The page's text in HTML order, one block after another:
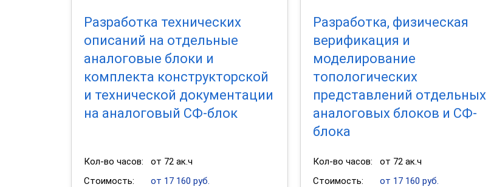
Разработка технических
описаний на отдельные
аналоговые блоки и
комплекта конструкторской
и технической документации
на аналоговый СФ-блок
Кол-во часов:
от 72 ак.ч
Стоимость:
от 17 160 руб.
Разработка, физическая
верификация и
моделирование
топологических
представлений отдельных
аналоговых блоков и СФ-
блока
Кол-во часов:
от 72 ак.ч
Стоимость:
от 17 160 руб.